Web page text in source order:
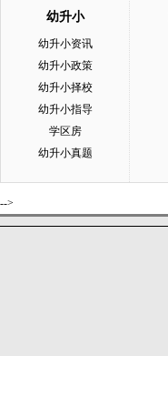
幼升小
幼升小资讯
幼升小政策
幼升小择校
幼升小指导
学区房
幼升小真题
-->